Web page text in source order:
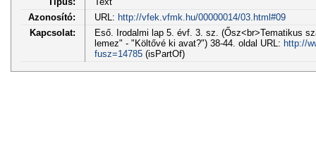
Azonosító:
URL: http://vfek.vfmk.hu/00000014/03.html#09
Kapcsolat:
Eső. Irodalmi lap 5. évf. 3. sz. (Ősz<br>Tematikus
lemez" - "Költővé ki avat?") 38-44. oldal URL: http://
fusz=14785(isPartOf)